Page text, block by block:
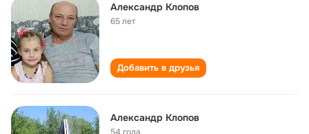
Александр Клопов
65 лет
Добавить в друзья
Александр Клопов